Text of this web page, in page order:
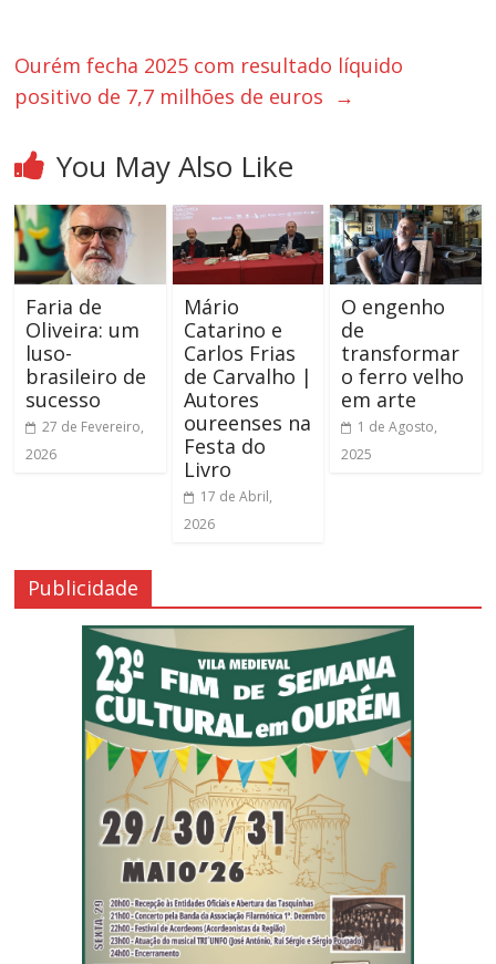
Ourém fecha 2025 com resultado líquido
positivo de 7,7 milhões de euros →
You May Also Like
Faria de
Oliveira: um
luso-
brasileiro de
sucesso
27 de Fevereiro,
2026
Mário
Catarino e
Carlos Frias
de Carvalho |
Autores
oureenses na
Festa do
Livro
17 de Abril,
2026
O engenho
de
transformar
o ferro velho
em arte
1 de Agosto,
2025
Publicidade